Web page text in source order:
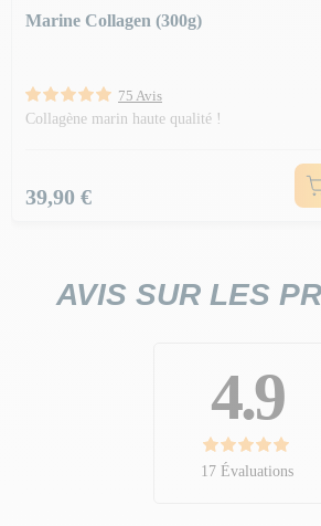
Marine Collagen (300g)
75 Avis
Collagène marin haute qualité !
Prix
39,90 €
AVIS SUR LES
4.9
17 Évaluations